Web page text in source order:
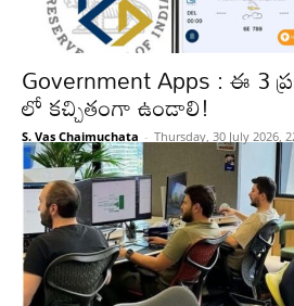
Government Apps : ఈ 3
లో కచ్చితంగా ఉండాలి!
S. Vas Chaimuchata - Thursday, 30 July 2026,